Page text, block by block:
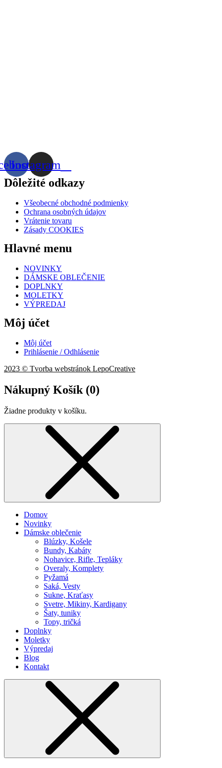
Instagram
Dôležité odkazy
Všeobecné obchodné podmienky
Ochrana osobných údajov
Vrátenie tovaru
Zásady COOKIES
Hlavné menu
NOVINKY
DÁMSKE OBLEČENIE
DOPLNKY
MOLETKY
VÝPREDAJ
Môj účet
Môj účet
Prihlásenie / Odhlásenie
2023 © Tvorba webstránok LepoCreative
Nákupný Košík (0)
Žiadne produkty v košíku.
Domov
Novinky
Dámske oblečenie
Blúzky, Košele
Bundy, Kabáty
Nohavice, Rifle, Tepláky
Overaly, Komplety
Pyžamá
Saká, Vesty
Sukne, Kraťasy
Svetre, Mikiny, Kardigany
Šaty, tuniky
Topy, tričká
Doplnky
Moletky
Výpredaj
Blog
Kontakt